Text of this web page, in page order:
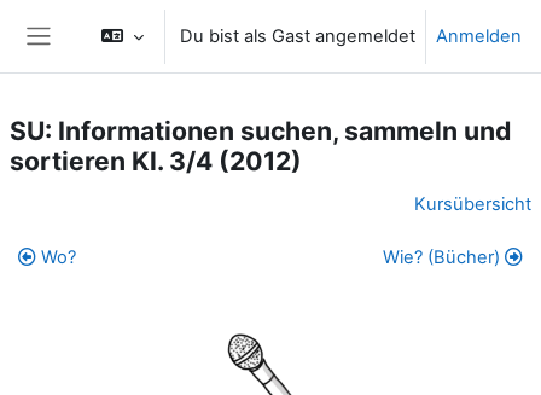
Website-Übersicht
Du bist als Gast angemeldet Anmelden
SU: Informationen suchen, sammeln und
sortieren Kl. 3/4 (2012)
Kursübersicht
Wo? Wie? (Bücher)